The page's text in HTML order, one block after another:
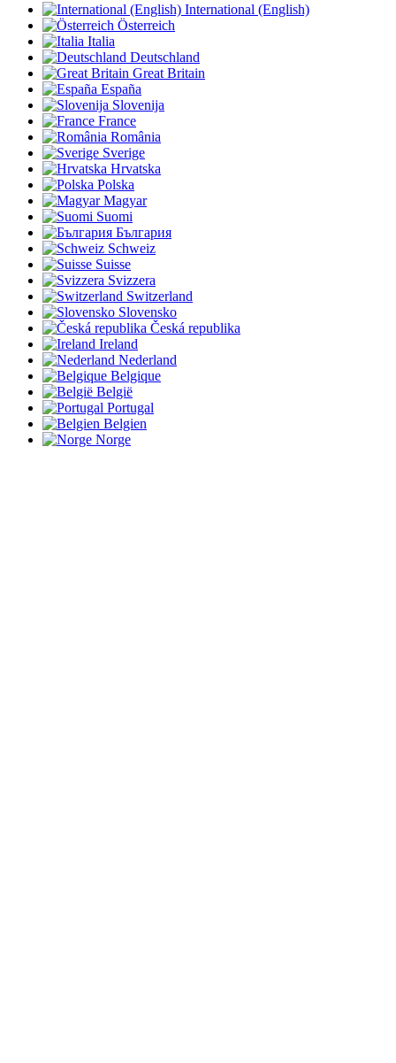
International (English)
Österreich
Italia
Deutschland
Great Britain
España
Slovenija
France
România
Sverige
Hrvatska
Polska
Magyar
Suomi
България
Schweiz
Suisse
Svizzera
Switzerland
Slovensko
Česká republika
Ireland
Nederland
Belgique
België
Portugal
Belgien
Norge